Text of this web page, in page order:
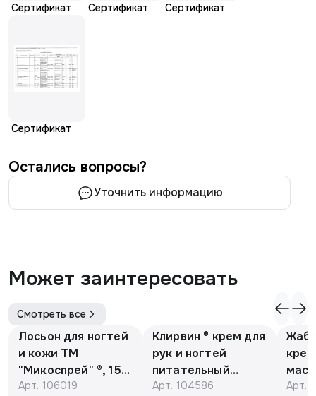
Сертификат Сертификат Сертификат
Сертификат
Остались вопросы?
Уточнить информацию
Может заинтересовать
Смотреть все
Лосьон для ногтей
и кожи ТМ
"Микоспрей" ®, 15
мл
Арт. 106019
Клирвин ® крем для
рук и ногтей
питательный
против
Арт. 104586 Арт.